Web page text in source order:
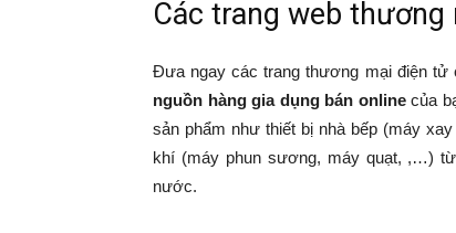
Các trang web
Đưa ngay các trang thương mại điện tử
nguồn hàng gia dụng bán onlinecủa
sản phẩm như thiết bị nhà bếp (máy
khí (máy phun sương, máy quạt, ,…)
nước.